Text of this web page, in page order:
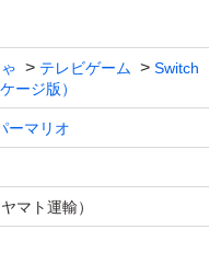
テレビゲーム
Switch
ージ版）
ーマリオ
マト運輸）